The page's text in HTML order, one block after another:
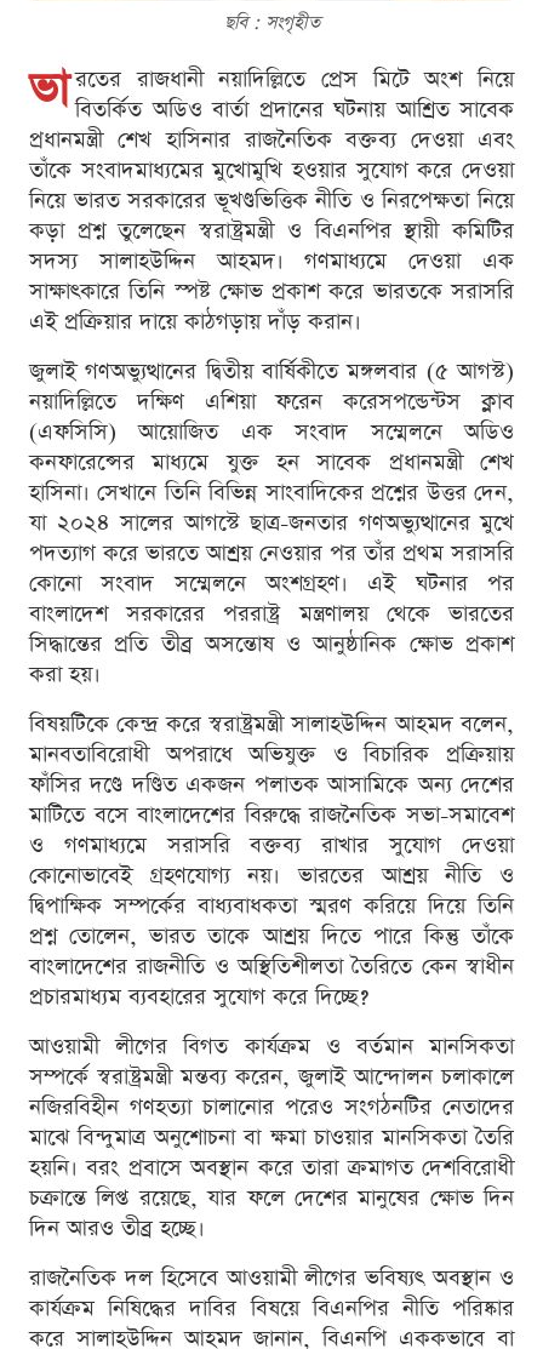
ছবি : সংগৃহীত
ভা রতের রাজধানী নয়াদিল্লিতে প্রেস মিটে অংশ নিয়ে
বিতর্কিত অডিও বার্তা প্রদানের ঘটনায় আশ্রিত সাবেক
প্রধানমন্ত্রী শেখ হাসিনার রাজনৈতিক বক্তব্য দেওয়া এবং
তাঁকে সংবাদমাধ্যমের মুখোমুখি হওয়ার সুযোগ করে দেওয়া
নিয়ে ভারত সরকারের ভূখণ্ডভিত্তিক নীতি ও নিরপেক্ষতা নিয়ে
কড়া প্রশ্ন তুলেছেন স্বরাষ্ট্রমন্ত্রী ও বিএনপির স্থায়ী কমিটির
সদস্য সালাহউদ্দিন আহমদ। গণমাধ্যমে দেওয়া এক
সাক্ষাৎকারে তিনি স্পষ্ট ক্ষোভ প্রকাশ করে ভারতকে সরাসরি
এই প্রক্রিয়ার দায়ে কাঠগড়ায় দাঁড় করান।
জুলাই গণঅভ্যুত্থানের দ্বিতীয় বার্ষিকীতে মঙ্গলবার (৫ আগস্ট)
নয়াদিল্লিতে দক্ষিণ এশিয়া ফরেন করেসপন্ডেন্টস ক্লাব
(এফসিসি) আয়োজিত এক সংবাদ সম্মেলনে অডিও
কনফারেন্সের মাধ্যমে যুক্ত হন সাবেক প্রধানমন্ত্রী শেখ
হাসিনা। সেখানে তিনি বিভিন্ন সাংবাদিকের প্রশ্নের উত্তর দেন,
যা ২০২৪ সালের আগস্টে ছাত্র-জনতার গণঅভ্যুত্থানের মুখে
পদত্যাগ করে ভারতে আশ্রয় নেওয়ার পর তাঁর প্রথম সরাসরি
কোনো সংবাদ সম্মেলনে অংশগ্রহণ। এই ঘটনার পর
বাংলাদেশ সরকারের পররাষ্ট্র মন্ত্রণালয় থেকে ভারতের
সিদ্ধান্তের প্রতি তীব্র অসন্তোষ ও আনুষ্ঠানিক ক্ষোভ প্রকাশ
করা হয়।
বিষয়টিকে কেন্দ্র করে স্বরাষ্ট্রমন্ত্রী সালাহউদ্দিন আহমদ বলেন,
মানবতাবিরোধী অপরাধে অভিযুক্ত ও বিচারিক প্রক্রিয়ায়
ফাঁসির দণ্ডে দণ্ডিত একজন পলাতক আসামিকে অন্য দেশের
মাটিতে বসে বাংলাদেশের বিরুদ্ধে রাজনৈতিক সভা-সমাবেশ
ও গণমাধ্যমে সরাসরি বক্তব্য রাখার সুযোগ দেওয়া
কোনোভাবেই গ্রহণযোগ্য নয়। ভারতের আশ্রয় নীতি ও
দ্বিপাক্ষিক সম্পর্কের বাধ্যবাধকতা স্মরণ করিয়ে দিয়ে তিনি
প্রশ্ন তোলেন, ভারত তাকে আশ্রয় দিতে পারে কিন্তু তাঁকে
বাংলাদেশের রাজনীতি ও অস্থিতিশীলতা তৈরিতে কেন স্বাধীন
প্রচারমাধ্যম ব্যবহারের সুযোগ করে দিচ্ছে?
আওয়ামী লীগের বিগত কার্যক্রম ও বর্তমান মানসিকতা
সম্পর্কে স্বরাষ্ট্রমন্ত্রী মন্তব্য করেন, জুলাই আন্দোলন চলাকালে
নজিরবিহীন গণহত্যা চালানোর পরেও সংগঠনটির নেতাদের
মাঝে বিন্দুমাত্র অনুশোচনা বা ক্ষমা চাওয়ার মানসিকতা তৈরি
হয়নি। বরং প্রবাসে অবস্থান করে তারা ক্রমাগত দেশবিরোধী
চক্রান্তে লিপ্ত রয়েছে, যার ফলে দেশের মানুষের ক্ষোভ দিন
দিন আরও তীব্র হচ্ছে।
রাজনৈতিক দল হিসেবে আওয়ামী লীগের ভবিষ্যৎ অবস্থান ও
কার্যক্রম নিষিদ্ধের দাবির বিষয়ে বিএনপির নীতি পরিষ্কার
করে সালাহউদ্দিন আহমদ জানান, বিএনপি এককভাবে বা